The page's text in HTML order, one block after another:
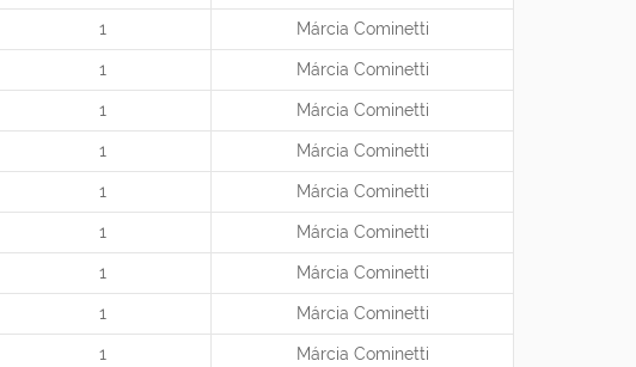
1 Márcia Cominetti
1 Márcia Cominetti
1 Márcia Cominetti
1 Márcia Cominetti
1 Márcia Cominetti
1 Márcia Cominetti
1 Márcia Cominetti
1 Márcia Cominetti
1 Márcia Cominetti